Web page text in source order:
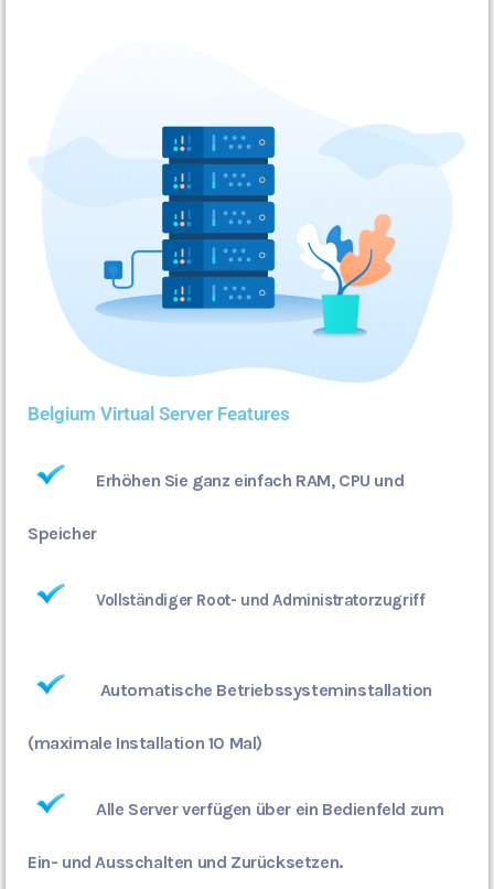
Belgium Virtual Server Features
Erhöhen Sie ganz einfach RAM, CPU und
Speicher
Vollständiger Root- und Administratorzugriff
Automatische Betriebssysteminstallation
(maximale Installation 10 Mal)
Alle Server verfügen über ein Bedienfeld zum
Ein- und Ausschalten und Zurücksetzen.